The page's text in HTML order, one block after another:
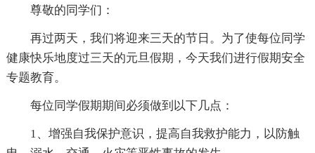
尊敬的同学们：
再过两天，我们将迎来三天的节日。为了使每位同学
健康快乐地度过三天的元旦假期，今天我们进行假期安全
专题教育。
每位同学假期期间必须做到以下几点：
1、增强自我保护意识，提高自我救护能力，以防触